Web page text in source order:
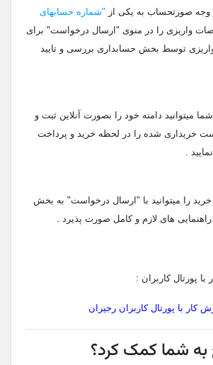
وجه صورتحساب به یکی از "شماره حسابهای
واریزی را در منوی "ارسال درخواست" برای
واریزی توسط بخش حسابداری بررسی و تایید
میتوانید دامنه خود را بصورت آنلاین ثبت و
خریداری شده را در لحظه خرید و پرداخت
.
را میتوانید با "ارسال درخواست" به بخش
های لازم و کامل صورت پذیرد .
پورتال کاربران :
کار با پورتال کاربران رجیران
به شما کمک کرد؟